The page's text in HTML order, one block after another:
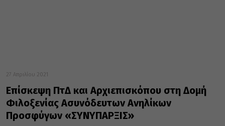
27 Απριλίου 2021
Επίσκεψη ΠτΔ και Αρχιεπισκόπου στη Δομή
Φιλοξενίας Ασυνόδευτων Ανηλίκων
Προσφύγων «ΣΥΝΥΠΑΡΞΙΣ»